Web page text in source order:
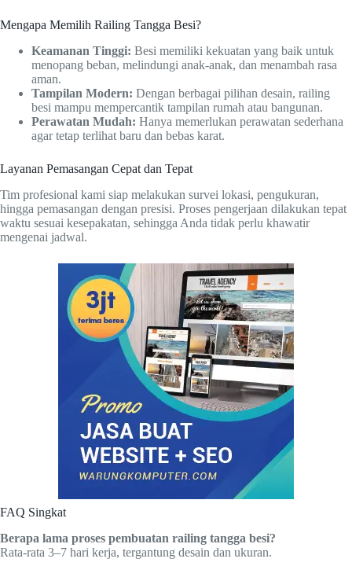
Mengapa Memilih Railing Tangga Besi?
Keamanan Tinggi: Besi memiliki kekuatan yang baik untuk
menopang beban, melindungi anak-anak, dan menambah rasa
aman.
Tampilan Modern: Dengan berbagai pilihan desain, railing
besi mampu mempercantik tampilan rumah atau bangunan.
Perawatan Mudah: Hanya memerlukan perawatan sederhana
agar tetap terlihat baru dan bebas karat.
Layanan Pemasangan Cepat dan Tepat
Tim profesional kami siap melakukan survei lokasi, pengukuran,
hingga pemasangan dengan presisi. Proses pengerjaan dilakukan tepat
waktu sesuai kesepakatan, sehingga Anda tidak perlu khawatir
mengenai jadwal.
FAQ Singkat
Berapa lama proses pembuatan railing tangga besi?
Rata-rata 3–7 hari kerja, tergantung desain dan ukuran.